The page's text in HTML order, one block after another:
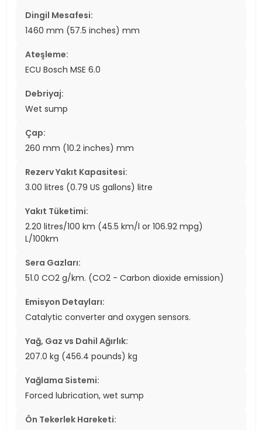
Dingil Mesafesi:
1460 mm (57.5 inches) mm
Ateşleme:
ECU Bosch MSE 6.0
Debriyaj:
Wet sump
Çap:
260 mm (10.2 inches) mm
Rezerv Yakıt Kapasitesi:
3.00 litres (0.79 US gallons) litre
Yakıt Tüketimi:
2.20 litres/100 km (45.5 km/l or 106.92 mpg)
L/100km
Sera Gazları:
51.0 CO2 g/km. (CO2 - Carbon dioxide emission)
Emisyon Detayları:
Catalytic converter and oxygen sensors.
Yağ, Gaz vs Dahil Ağırlık:
207.0 kg (456.4 pounds) kg
Yağlama Sistemi:
Forced lubrication, wet sump
Ön Tekerlek Hareketi: